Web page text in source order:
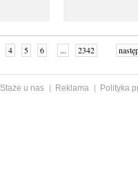
4 5 6 ... 2342
Staże u nas Reklama
Polityka